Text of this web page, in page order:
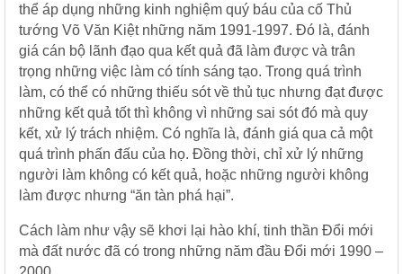
thể áp dụng những kinh nghiệm quý báu của cố Thủ
tướng Võ Văn Kiệt những năm 1991-1997. Đó là, đánh
giá cán bộ lãnh đạo qua kết quả đã làm được và trân
trọng những việc làm có tính sáng tạo. Trong quá trình
làm, có thể có những thiếu sót về thủ tục nhưng đạt được
những kết quả tốt thì không vì những sai sót đó mà quy
kết, xử lý trách nhiệm. Có nghĩa là, đánh giá qua cả một
quá trình phấn đấu của họ. Đồng thời, chỉ xử lý những
người làm không có kết quả, hoặc những người không
làm được nhưng “ăn tàn phá hại”.
Cách làm như vậy sẽ khơi lại hào khí, tinh thần Đổi mới
mà đất nước đã có trong những năm đầu Đổi mới 1990 –